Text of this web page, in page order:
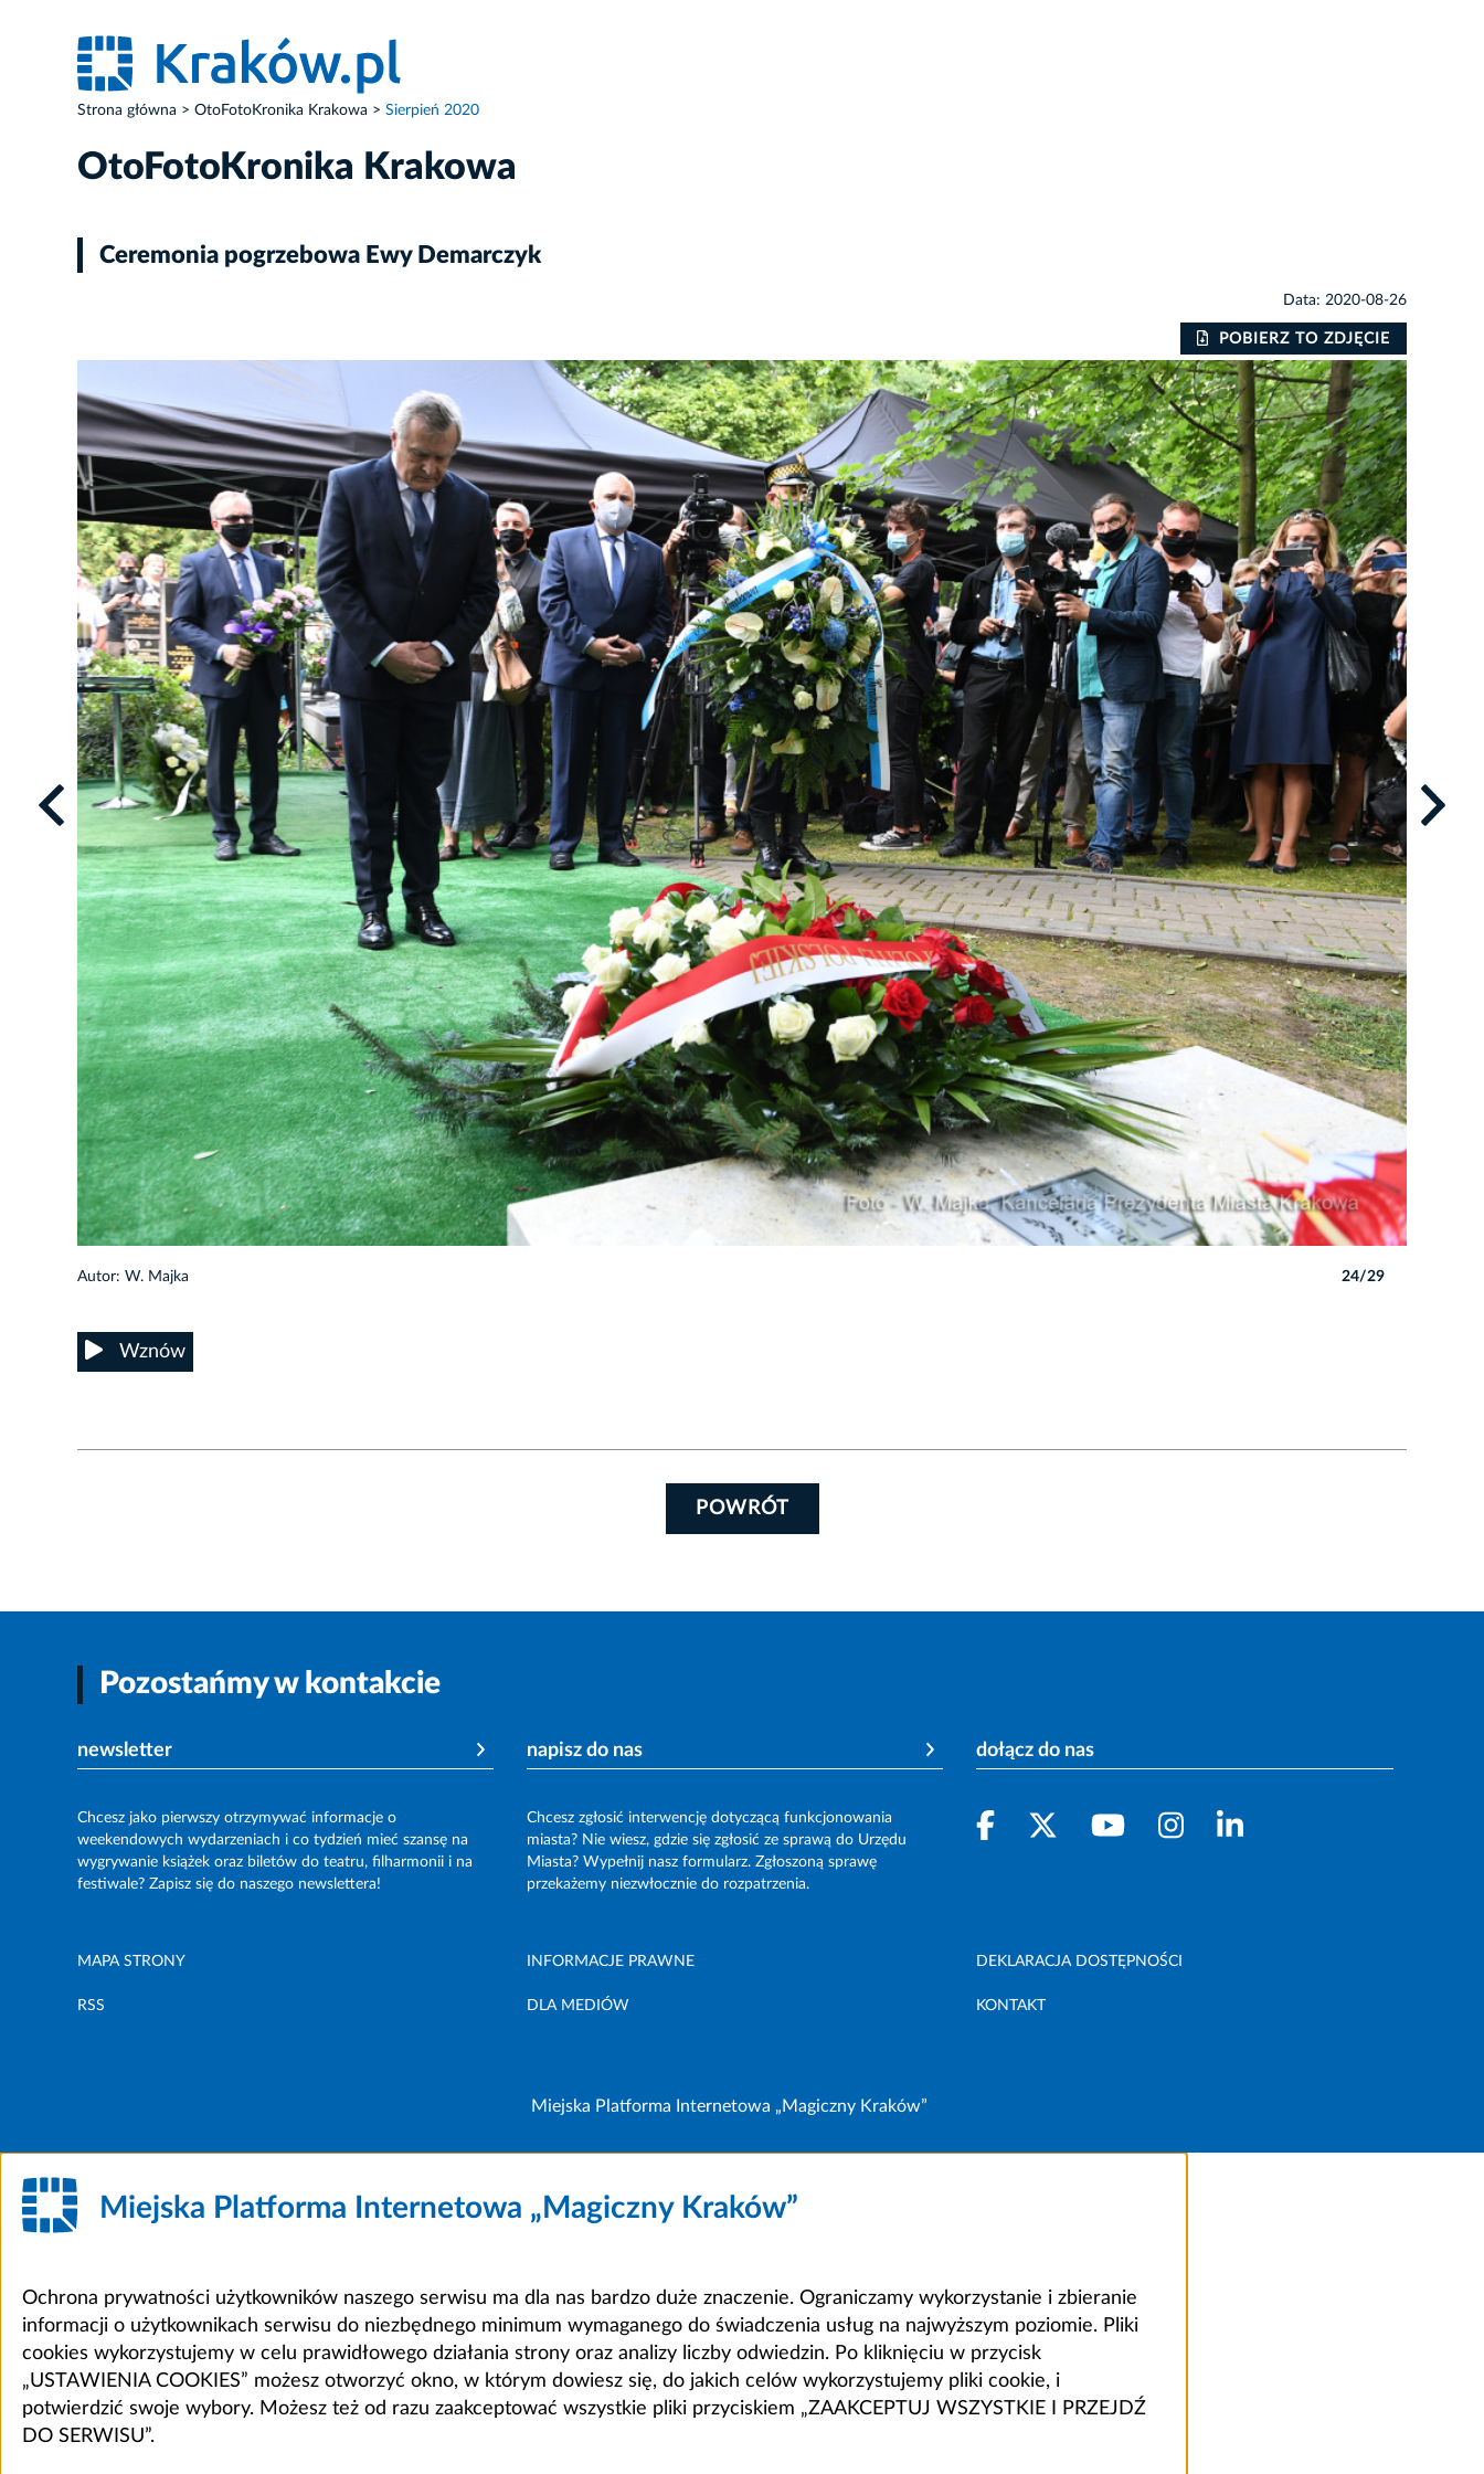
Strona główna OtoFotoKronika Krakowa Sierpień 2020
OtoFotoKronika Krakowa
Ceremonia pogrzebowa Ewy Demarczyk
Data: 2020-08-26
POBIERZ TO ZDJĘCIE
Autor: W. Majka 24/29
Wznów
POWRÓT
Pozostańmy w kontakcie
newsletter
Chcesz jako pierwszy otrzymywać informacje o
weekendowych wydarzeniach i co tydzień mieć szansę na
wygrywanie książek oraz biletów do teatru, filharmonii i na
festiwale? Zapisz się do naszego newslettera!
napisz do nas
Chcesz zgłosić interwencję dotyczącą funkcjonowania
miasta? Nie wiesz, gdzie się zgłosić ze sprawą do Urzędu
Miasta? Wypełnij nasz formularz. Zgłoszoną sprawę
przekażemy niezwłocznie do rozpatrzenia.
dołącz do nas
MAPA STRONY INFORMACJE PRAWNE DEKLARACJA DOSTĘPNOŚCI
RSS DLA MEDIÓW KONTAKT
Miejska Platforma Internetowa „Magiczny Kraków”
Miejska Platforma Internetowa „Magiczny Kraków”
Ochrona prywatności użytkowników naszego serwisu ma dla nas bardzo duże znaczenie. Ograniczamy wykorzystanie i zbieranie
informacji o użytkownikach serwisu do niezbędnego minimum wymaganego do świadczenia usług na najwyższym poziomie. Pliki
cookies wykorzystujemy w celu prawidłowego działania strony oraz analizy liczby odwiedzin. Po kliknięciu w przycisk
„USTAWIENIA COOKIES” możesz otworzyć okno, w którym dowiesz się, do jakich celów wykorzystujemy pliki cookie, i
potwierdzić swoje wybory. Możesz też od razu zaakceptować wszystkie pliki przyciskiem „ZAAKCEPTUJ WSZYSTKIE I PRZEJDŹ
DO SERWISU”.